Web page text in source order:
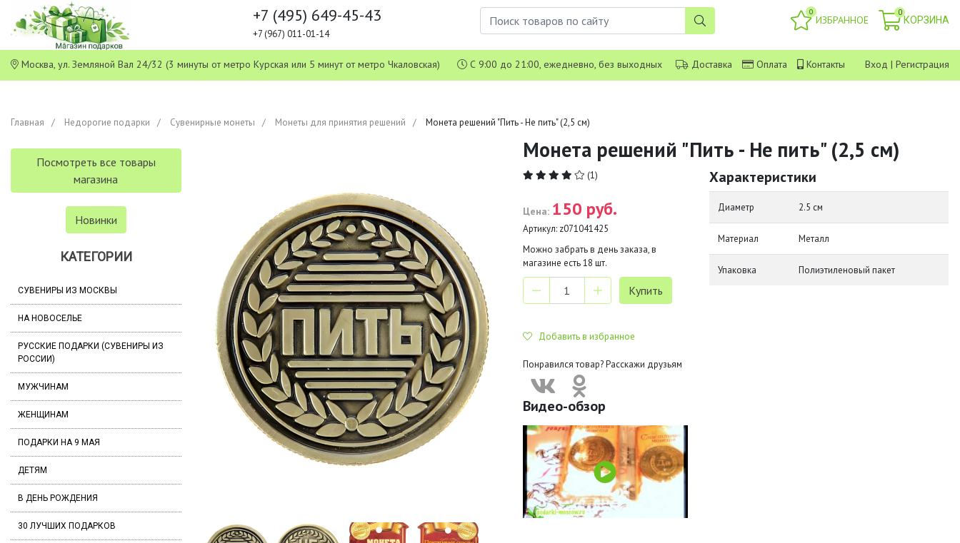
+7 (495) 649-45-43
+7 (967) 011-01-14
0
ИЗБРАННОЕ
0
КОРЗИНА
Москва, ул. Земляной Вал 24/32 (3 минуты от метро Курская или 5 минут от метро Чкаловская) С 9:00 до 21:00, ежедневно, без выходных Доставка Оплата Контакты Вход | Регистрация
Главная Недорогие подарки Сувенирные монеты Монеты для принятия решений Монета решений "Пить - Не пить" (2,5 см)
Посмотреть все товары
магазина
Новинки
КАТЕГОРИИ
СУВЕНИРЫ ИЗ МОСКВЫ
НА НОВОСЕЛЬЕ
РУССКИЕ ПОДАРКИ (СУВЕНИРЫ ИЗ
РОССИИ)
МУЖЧИНАМ
ЖЕНЩИНАМ
ПОДАРКИ НА 9 МАЯ
ДЕТЯМ
В ДЕНЬ РОЖДЕНИЯ
30 ЛУЧШИХ ПОДАРКОВ
Монета решений "Пить - Не пить" (2,5 см)
(1)
Цена: 150 руб.
Артикул: z071041425
Можно забрать в день заказа, в
магазине есть18 шт.
Добавить в избранное
Понравился товар? Расскажи друзьям
Видео-обзор
Характеристики
Диаметр 2.5 см
Материал Металл
Упаковка Полиэтиленовый пакет